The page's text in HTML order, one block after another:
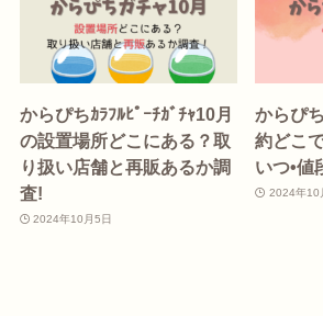
からぴちｶﾗﾌﾙﾋﾟｰﾁｶﾞﾁｬ10月
の設置場所どこにある？取
り扱い店舗と再販あるか調
査!
2024年10月5日
からぴ
約どこ
いつ•値
2024年10